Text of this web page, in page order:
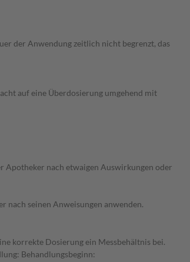
der Anwendung zeitlich nicht begrenzt, das
auf eine Überdosierung umgehend mit
Apotheker nach etwaigen Auswirkungen oder
nach seinen Anweisungen anwenden.
korrekte Dosierung ein Messbehältnis bei.
Behandlungsbeginn: